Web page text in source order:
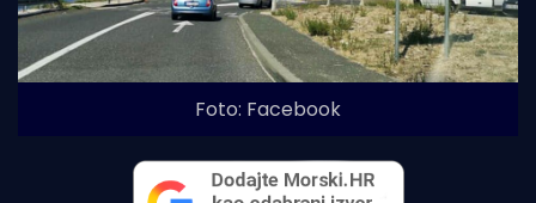
Foto: Facebook